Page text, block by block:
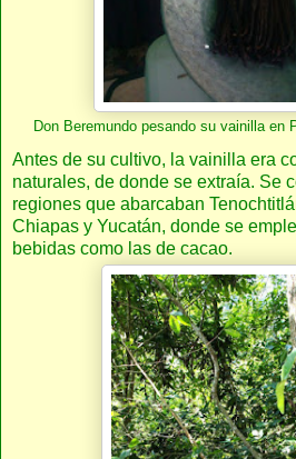
Don Beremundo pesando su vainilla en
Antes de su cultivo, la vainilla era
naturales, de donde se extraía. Se
regiones que abarcaban
Chiapas y Yucatán, donde se
bebidas como las de cacao.